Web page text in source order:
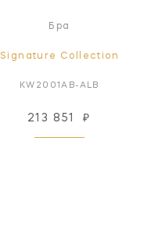
Бра
Signature Collection
KW2001AB-ALB
213 851 ₽